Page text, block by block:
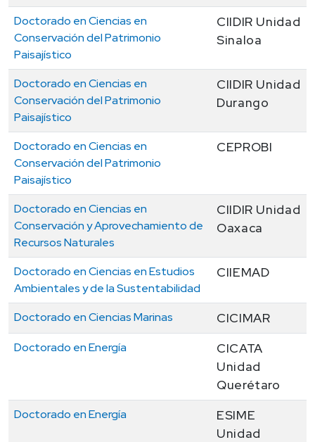
Doctorado en Ciencias en
Conservación del Patrimonio
Paisajístico
CIIDIR Unidad
Sinaloa
Doctorado en Ciencias en
Conservación del Patrimonio
Paisajístico
CIIDIR Unidad
Durango
Doctorado en Ciencias en
Conservación del Patrimonio
Paisajístico
CEPROBI
Doctorado en Ciencias en
Conservación y Aprovechamiento de
Recursos Naturales
CIIDIR Unidad
Oaxaca
Doctorado en Ciencias en Estudios
Ambientales y de la Sustentabilidad
CIIEMAD
Doctorado en Ciencias Marinas CICIMAR
Doctorado en Energía
CICATA
Unidad
Querétaro
Doctorado en Energía
ESIME
Unidad